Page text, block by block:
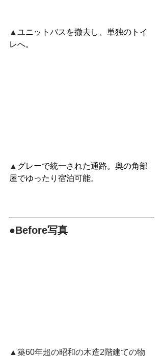
▲ ユニットバスを撤去し、単独のトイ
レへ。
▲ グレーで統一された通路。奥の角部
屋でゆったり宿泊可能。
●Before写真
▲築60年超の昭和の木造2階建ての物